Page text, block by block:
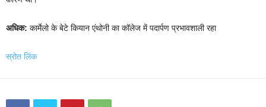
अधिक: कार्मेलो के बेटे कियान एंथोनी का कॉलेज में पदार्पण प्रभावशाली रहा
स्रोत लिंक